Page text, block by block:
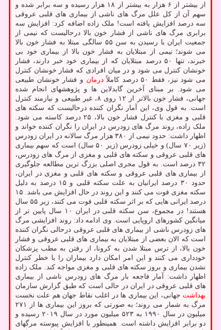
از بیشتر از ۶ هزار به بیشتر از ۱۸ هزار رسیده و سه برابر شده و
سهم آن از کل علل مرگ های ناشی از بیماری های قلبی عروقی
سه درصد افزایش یافته است! ملک زاده اضافه کرد: افزایش سه
برابری مرگ های ناشی از فشار خون بالا درحالیست که نیمی از
جمعیت ایران با رسیدن به سن ۵۵ سالگی مبتلا به فشار خون بالا
می شوند؛ نیمی از مبتلایان به فشار خون بالا از بیماری خود بی
خبرند، تنها ۵۰ درصد مبتلایان که از بیماری خود خبر دارند، فشار
خونشان کنترل می شود و در میان افرادی که فشار خونشان کنترل
می شود نیز، فقط ۵۰ درصد کاملاً
درمان و فشار خونشان طبیعی
می شود. بر مبنای آخرین گایدلاین ها و پژوهشهای انجام شده
جهانی، فشار خون بالاتر از ۱۲ روی ۸، غیر طبیعی و نیازمند کنترل
است. به قول وی، این آمار نگران کننده درحالیست که سکته های
قلبی و مغزی با کنترل فشار خون بالا، ۲۵ درصد کاسته می شود.
ملک زاده، روند مرگ های زودرس در ایران را نگران کننده خواند و
اظهار داشت: حدود نیمی از ۳۸۰ هزار مرگ سالانه در ایران زودرس
(زیر ۷۰ سال) و خیلی زودرس (زیر ۵۰ سال) است که سهم بیماری
های قلبی عروقی و سکته های قلبی و مغزی از مرگ های زودرس،
۳۲ درصد است. به قول مجری اصلی بزرگ ترین مطالعه جلوگیری
از بیماری های قلبی عروقی و سکته های قلبی و مغزی در ایران،
حدود ۳۰ درصد ایرانیان به علت سکته قلبی و ۱۵ درصد به دلیل
سکته مغزی فوت می کنند و این روند در حال افزایش می باشد. ۱۵
درصد ایرانی هایی که بر اثر سکته قلبی فوت می کنند، زیر ۵۵ سال
هستند! در مجموع، سن سکته قلبی در ایران ۱۰ سال پایین تر از
میانگین کشورهای اروپایی است. وی ادامه داد: روند افزایشی مرگ
های زودرس ناشی از بیماری های قلبی عروقی درحالی نگران کننده
است که الان بعضی از مبتلایان به بیماری های قلبی عروقی و فشار
خون بالا، از ترس مبتلا شدن به کرونا، از رفتن به مطب پزشکان
خودداری می کنند و این امر امکان دارد بیماران را با خطر کنترل
نشدن بیماری و بروز سکته های قلبی و مغزی مواجه کند. ملک زاده
اظهار داشت: آمار فاجعه بار مرگ های زودرس ناشی از بیماری
های قلبی عروقی در ایران در حالی است که طبق گزارش سازمان
بهداشت جهانی، این بیماری ها در اغلب نقاط جهان هم علت نخست
مرگ به شمار می روند؛ به صورتی که بروز این بیماری ها از ۲۷۱
میلیون در سال ۱۹۹۰ به ۵۲۳ میلیون مورد در سال ۲۰۱۹ رسیده و
دو برابر افزایش داشته است. همینطور با افزایش پیوسته مرگهای